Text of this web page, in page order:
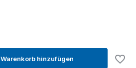
hinzufügen